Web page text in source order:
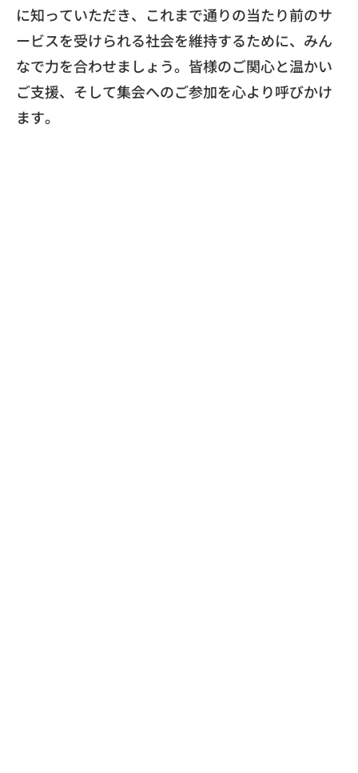
に知っていただき、 これまで通りの当たり前のサ
ービスを受けられる社会を維持するために、みん
なで力を合わせましょう。 皆様のご関心と温かい
ご支援、 そして集会へのご参加を心より呼びかけ
ます。